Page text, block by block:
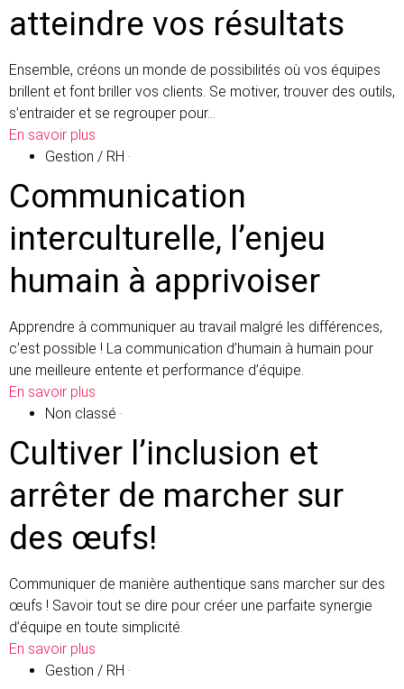
atteindre vos résultats
Ensemble, créons un monde de possibilités où vos équipes
brillent et font briller vos clients. Se motiver, trouver des outils,
s’entraider et se regrouper pour…
En savoir plus
Gestion / RH ·
Communication
interculturelle, l’enjeu
humain à apprivoiser
Apprendre à communiquer au travail malgré les différences,
c’est possible ! La communication d’humain à humain pour
une meilleure entente et performance d’équipe.
En savoir plus
Non classé ·
Cultiver l’inclusion et
arrêter de marcher sur
des œufs!
Communiquer de manière authentique sans marcher sur des
œufs ! Savoir tout se dire pour créer une parfaite synergie
d’équipe en toute simplicité.
En savoir plus
Gestion / RH ·